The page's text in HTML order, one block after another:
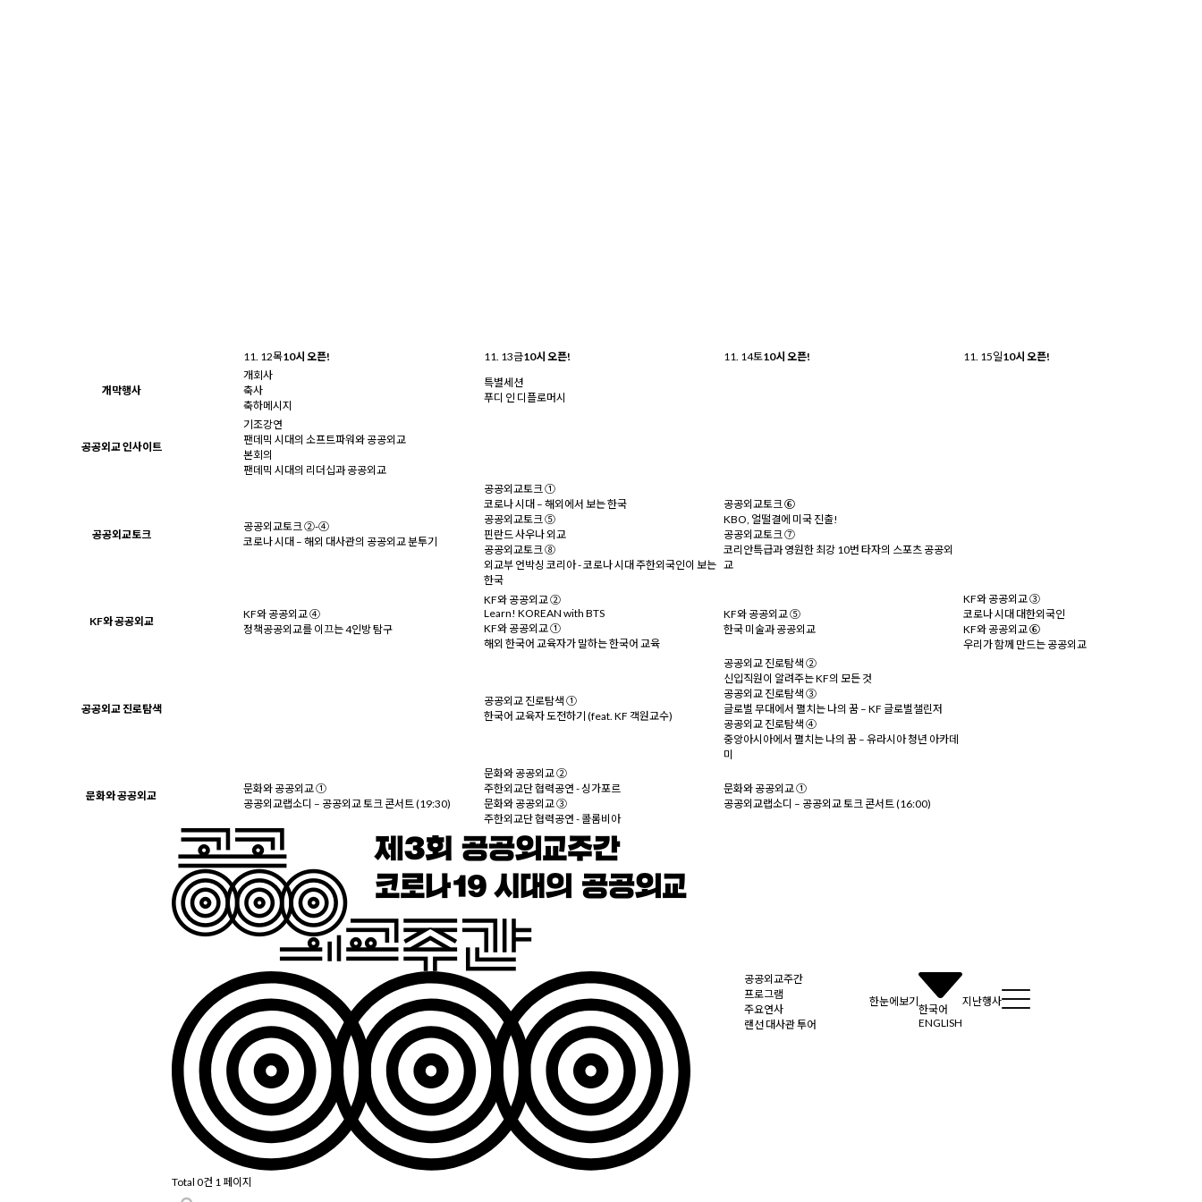
11. 12목10시 오픈! 11. 13금10시 오픈! 11. 14토10시 오픈! 11. 15일10시 오픈!
개막행사
개회사
축사
축하메시지
특별세션
푸디 인 디플로머시
공공외교 인사이트
기조강연
팬데믹 시대의 소프트파워와 공공외교
본회의
팬데믹 시대의 리더십과 공공외교
공공외교토크
공공외교토크 ②-④
코로나 시대 – 해외 대사관의 공공외교 분투기
공공외교토크 ①
코로나 시대 – 해외에서 보는 한국
공공외교토크 ⑤
핀란드 사우나 외교
공공외교토크 ⑧
외교부 언박싱 코리아 - 코로나 시대 주한외국인이 보는
한국
공공외교토크 ⑥
KBO, 얼떨결에 미국 진출!
공공외교토크 ⑦
코리안특급과 영원한 최강 10번 타자의 스포츠 공공외
교
KF와 공공외교
KF와 공공외교 ④
정책공공외교를 이끄는 4인방 탐구
KF와 공공외교 ②
Learn! KOREAN with BTS
KF와 공공외교 ①
해외 한국어 교육자가 말하는 한국어 교육
KF와 공공외교 ⑤
한국 미술과 공공외교
KF와 공공외교 ③
코로나 시대 대한외국인
KF와 공공외교 ⑥
우리가 함께 만드는 공공외교
공공외교 진로탐색
공공외교 진로탐색 ①
한국어 교육자 도전하기 (feat. KF 객원교수)
공공외교 진로탐색 ②
신입직원이 알려주는 KF의 모든 것
공공외교 진로탐색 ③
글로벌 무대에서 펼치는 나의 꿈 – KF 글로벌챌린저
공공외교 진로탐색 ④
중앙아시아에서 펼치는 나의 꿈 – 유라시아 청년 아카데
미
문화와 공공외교
문화와 공공외교 ①
공공외교랩소디 – 공공외교 토크 콘서트 (19:30)
문화와 공공외교 ②
주한외교단 협력공연 - 싱가포르
문화와 공공외교 ③
주한외교단 협력공연 - 콜롬비아
문화와 공공외교 ①
공공외교랩소디 – 공공외교 토크 콘서트 (16:00)
공공외교주간
프로그램
주요연사
랜선 대사관 투어
한눈에보기
한국어
ENGLISH
지난행사
Total 0건 1 페이지